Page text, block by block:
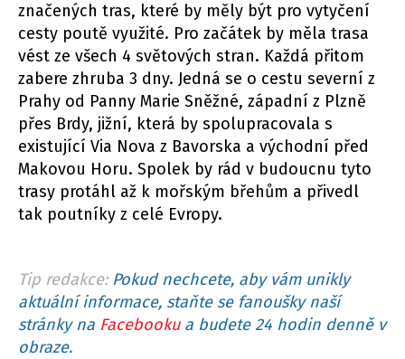
značených tras, které by měly být pro vytyčení
cesty poutě využité. Pro začátek by měla trasa
vést ze všech 4 světových stran. Každá přitom
zabere zhruba 3 dny. Jedná se o cestu severní z
Prahy od Panny Marie Sněžné, západní z Plzně
přes Brdy, jižní, která by spolupracovala s
existující Via Nova z Bavorska a východní před
Makovou Horu. Spolek by rád v budoucnu tyto
trasy protáhl až k mořským břehům a přivedl
tak poutníky z celé Evropy.
Tip redakce: Pokud nechcete, aby vám unikly
aktuální informace, staňte se fanoušky naší
stránky na Facebookua budete 24 hodin denně v
obraze.